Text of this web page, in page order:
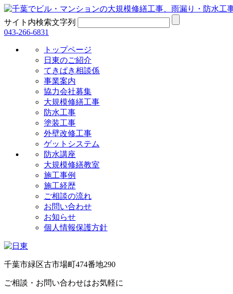
サイト内検索文字列
043-266-6831
トップページ
日東のご紹介
てきぱき相談係
事業案内
協力会社募集
大規模修繕工事
防水工事
塗装工事
外壁改修工事
ゲットシステム
防水講座
大規模修繕教室
施工事例
施工経歴
ご相談の流れ
お問い合わせ
お知らせ
個人情報保護方針
千葉市緑区古市場町474番地290
ご相談・お問い合わせはお気軽に